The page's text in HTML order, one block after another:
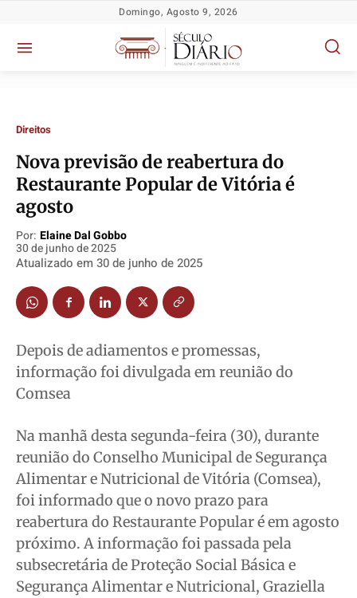
Política
Socioeconômicas
TV Século
Justiça
Educação
Meio Ambiente
Direitos
Economia
Cultura
Colunas
Gustavo Bastos
Jr Mignone (in memorian)
Política
Socioeconômicas
TV Século
Justiça
Educação
Meio Ambiente
Direitos
Economia
Cultura
Colunas
Gustavo Bastos
Jr Mignone (in memorian)
Política
Socioeconômicas
TV Século
Justiça
Educação
Meio Ambiente
Direitos
Economia
Cultura
Colunas
Gustavo Bastos
Jr Mignone (in memorian)
Política
Socioeconômicas
TV Século
Justiça
Educação
Meio Ambiente
Direitos
Economia
Cultura
Colunas
Gustavo Bastos
Jr Mignone (in memorian)
Domingo, Agosto 9, 2026
Direitos
Nova previsão de reabertura do
Restaurante Popular de Vitória é
agosto
Por: Elaine Dal Gobbo
30 de junho de 2025
Atualizado em 30 de junho de 2025
Depois de adiamentos e promessas,
informação foi divulgada em reunião do
Comsea
Na manhã desta segunda-feira (30), durante
reunião do Conselho Municipal de Segurança
Alimentar e Nutricional de Vitória (Comsea),
foi informado que o novo prazo para
reabertura do Restaurante Popular é em agosto
próximo. A informação foi passada pela
subsecretária de Proteção Social Básica e
Segurança Alimentar e Nutricional, Graziella